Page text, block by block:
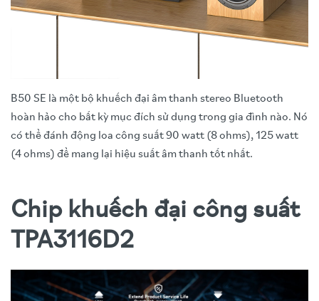
B50 SE là một bộ khuếch đại âm thanh stereo Bluetooth
hoàn hảo cho bất kỳ mục đích sử dụng trong gia đình nào. Nó
có thể đánh động loa công suất 90 watt (8 ohms), 125 watt
(4 ohms) để mang lại hiệu suất âm thanh tốt nhất.
Chip khuếch đại công suất
TPA3116D2